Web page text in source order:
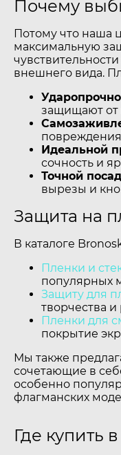
Почему
Потому что наша
максимальную
внешнего вида.
защищают от
Идеальной
сочность и
Точной
вырезы и
Защита на
В каталоге
Пленки и
популярных
Защиту для
творчества и
Пленки для
покрытие
Мы также
сочетающие в
особенно
флагманских
Где купить